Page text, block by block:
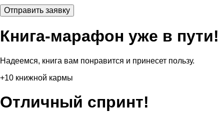
Книга-марафон уже в пути!
Надеемся, книга вам понравится и принесет пользу.
+10 книжной кармы
Отличный спринт!